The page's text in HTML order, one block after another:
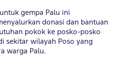
gempa Palu ini
donasi dan bantuan
pokok ke posko-posko
sekitar wilayah Poso yang
warga Palu.